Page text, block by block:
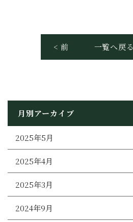
< 前 一覧へ戻る
月別アーカイブ
2025年5月
2025年4月
2025年3月
2024年9月